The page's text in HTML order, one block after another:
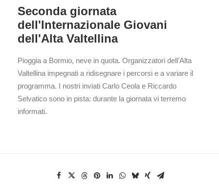
Seconda giornata
dell'Internazionale Giovani
dell'Alta Valtellina
Pioggia a Bormio, neve in quota. Organizzatori dell’Alta
Valtellina impegnati a ridisegnare i percorsi e a variare il
programma. I nostri inviati Carlo Ceola e Riccardo
Selvatico sono in pista: durante la giornata vi terremo
informati.